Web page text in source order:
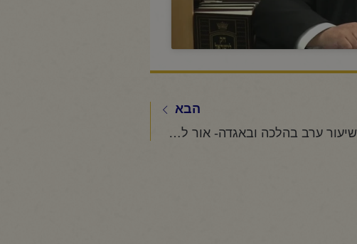
הבא
החיד"א -שיעור ערב בהלכה ובאגדה- אור לכ"ה אייר תשפ"ה